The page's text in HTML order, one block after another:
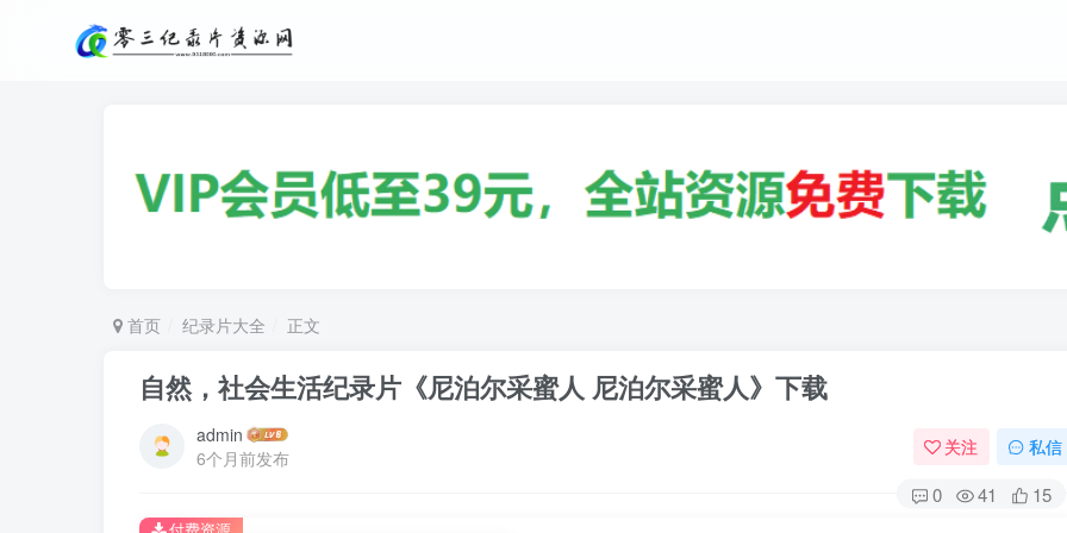
首页 纪录片大全 正文
自然，社会生活纪录片《尼泊尔采蜜人 尼泊尔采蜜人》下载
admin
6个月前发布
关注 私信
0 41 15